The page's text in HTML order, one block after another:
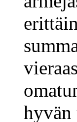
hyvän